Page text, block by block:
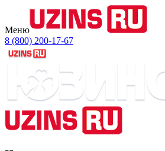
Меню
8 (800) 200-17-67